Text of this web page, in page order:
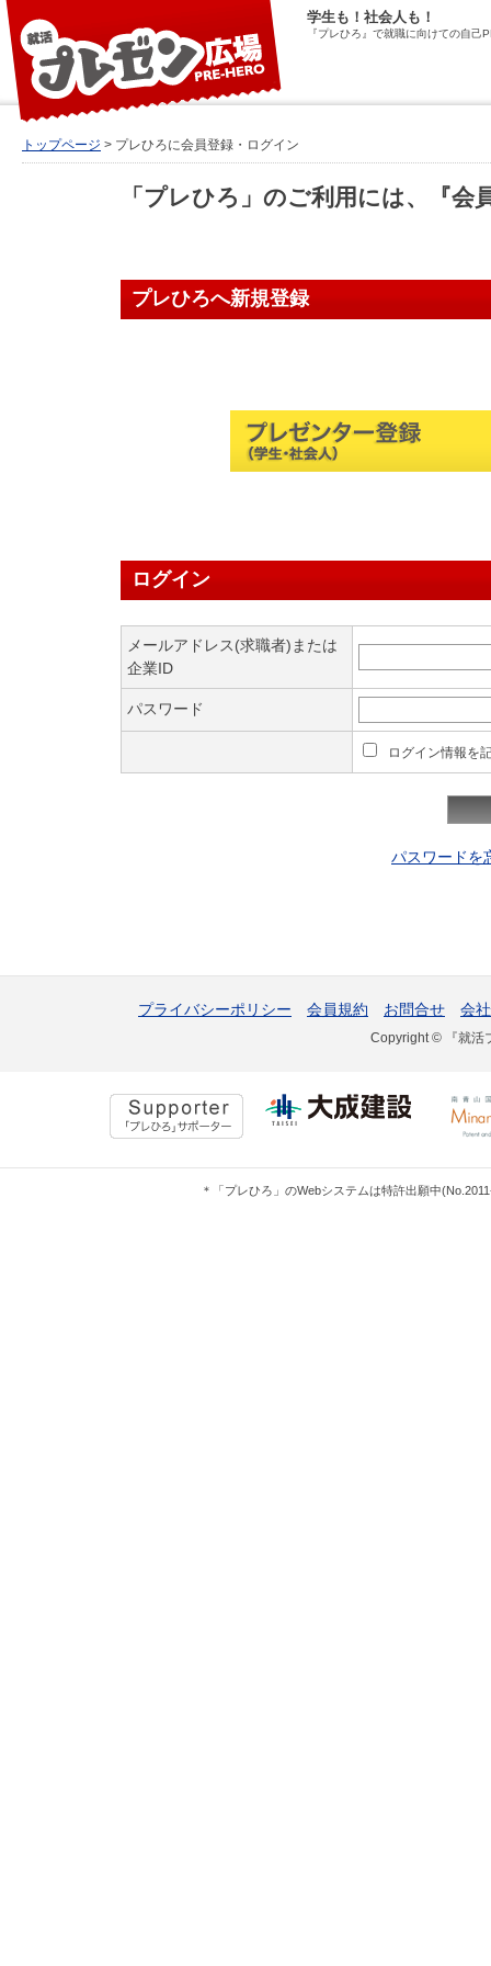
学生も！社会人も！
『プレひろ』で就職に向けての自己
トップページ > プレひろに会員登録・ログイン
「プレひろ」のご利用には、『
プレひろへ新規登録
ログイン
メールアドレス(求職者)または
企業ID
パスワード
ログイン情報を
パスワードを
プライバシーポリシー 会員規約 お問合せ 会
Copyright © 『就活
＊「プレひろ」のWebシステムは特許出願中